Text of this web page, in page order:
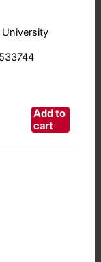
Add to
cart